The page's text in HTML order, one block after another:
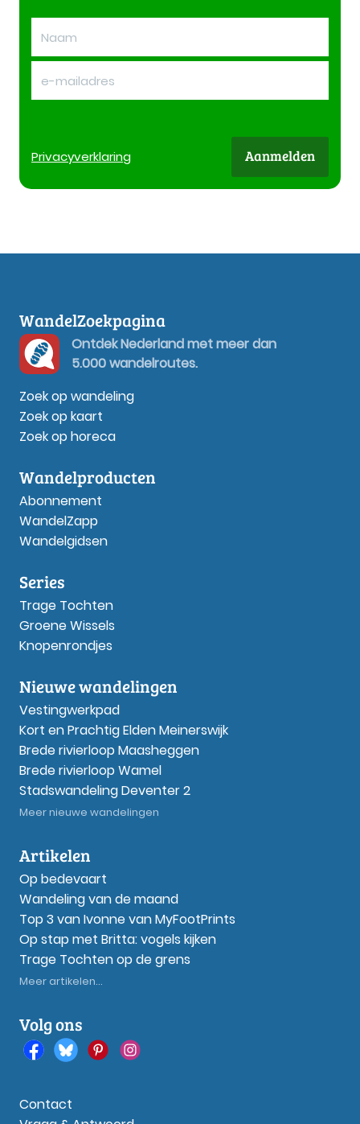
Privacyverklaring Aanmelden
WandelZoekpagina
Ontdek Nederland met meer dan
5.000 wandelroutes.
Zoek op wandeling
Zoek op kaart
Zoek op horeca
Wandelproducten
Abonnement
WandelZapp
Wandelgidsen
Series
Trage Tochten
Groene Wissels
Knopenrondjes
Nieuwe wandelingen
Vestingwerkpad
Kort en Prachtig Elden Meinerswijk
Brede rivierloop Maasheggen
Brede rivierloop Wamel
Stadswandeling Deventer 2
Meer nieuwe wandelingen
Artikelen
Op bedevaart
Wandeling van de maand
Top 3 van Ivonne van MyFootPrints
Op stap met Britta: vogels kijken
Trage Tochten op de grens
Meer artikelen...
Volg ons
Contact